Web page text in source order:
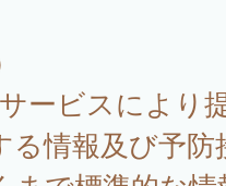
ービスにより
る情報及び予